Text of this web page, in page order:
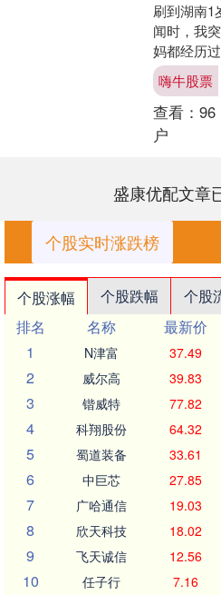
刷到湖南1
闻时，我
妈都经历
居伸手要
蛋，我们想
嗨牛股票
查看： 96
户
盛康优配文章
个股实时涨跌榜
个股涨幅 个股跌幅 个股
排名
名称 最新价
1
N津富 37.49
2 威尔高 39.83
3 锴威特 77.82
4 科翔股份 64.32
5 蜀道装备 33.61
6 中巨芯 27.85
7 广哈通信 19.03
8 欣天科技 18.02
9 飞天诚信 12.56
10 任子行 7.16